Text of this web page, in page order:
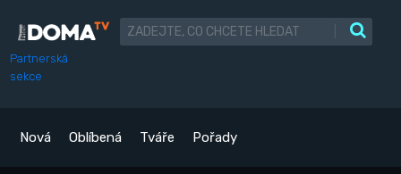
Partnerská
sekce
Nová Oblíbená Tváře Pořady